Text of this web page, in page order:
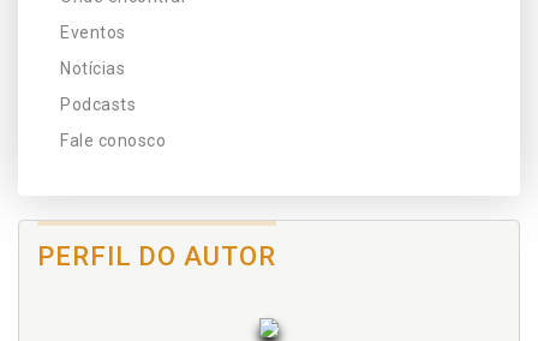
Eventos
Notícias
Podcasts
Fale conosco
PERFIL DO AUTOR